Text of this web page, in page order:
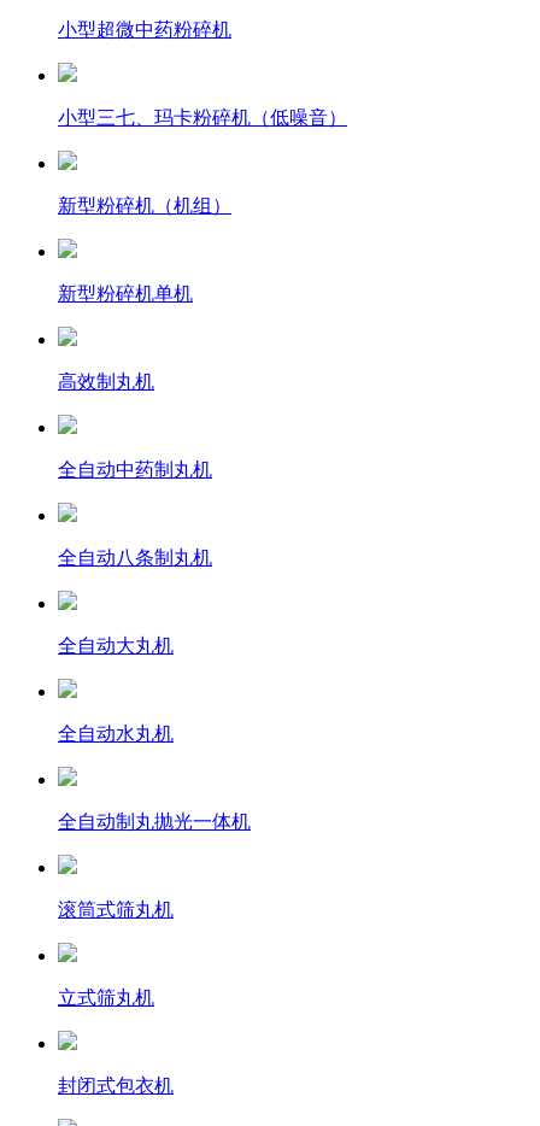
小型超微中药粉碎机
小型三七、玛卡粉碎机（低噪音）
新型粉碎机（机组）
新型粉碎机单机
高效制丸机
全自动中药制丸机
全自动八条制丸机
全自动大丸机
全自动水丸机
全自动制丸抛光一体机
滚筒式筛丸机
立式筛丸机
封闭式包衣机